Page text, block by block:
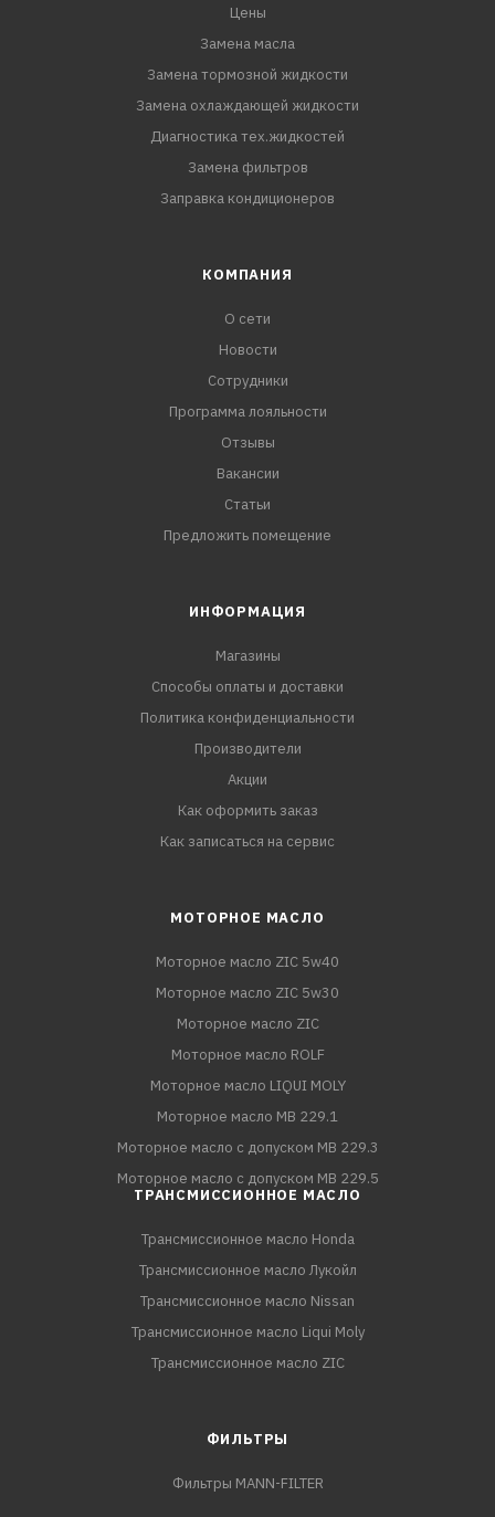
Цены
Замена масла
Замена тормозной жидкости
Замена охлаждающей жидкости
Диагностика тех.жидкостей
Замена фильтров
Заправка кондиционеров
КОМПАНИЯ
О сети
Новости
Сотрудники
Программа лояльности
Отзывы
Вакансии
Статьи
Предложить помещение
ИНФОРМАЦИЯ
Магазины
Способы оплаты и доставки
Политика конфиденциальности
Производители
Акции
Как оформить заказ
Как записаться на сервис
МОТОРНОЕ МАСЛО
Моторное масло ZIC 5w40
Моторное масло ZIC 5w30
Моторное масло ZIC
Моторное масло ROLF
Моторное масло LIQUI MOLY
Моторное масло MB 229.1
Моторное масло с допуском MB 229.3
Моторное масло с допуском MB 229.5
ТРАНСМИССИОННОЕ МАСЛО
Трансмиссионное масло Honda
Трансмиссионное масло Лукойл
Трансмиссионное масло Nissan
Трансмиссионное масло Liqui Moly
Трансмиссионное масло ZIC
ФИЛЬТРЫ
Фильтры MANN-FILTER